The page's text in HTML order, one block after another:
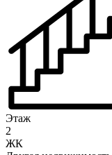
Этаж
2
ЖК